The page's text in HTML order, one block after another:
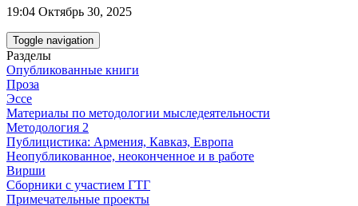
19:04 Октябрь 30, 2025
Toggle navigation
Разделы
Опубликованные книги
Проза
Эссе
Материалы по методологии мыследеятельности
Методология 2
Публицистика: Армения, Кавказ, Европа
Неопубликованное, неоконченное и в работе
Вирши
Сборники с участием ГТГ
Примечательные проекты